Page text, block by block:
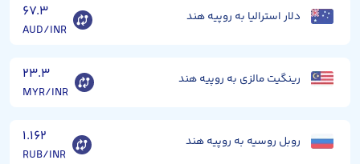
دلار استرالیا به روپیه هند ۶۷.۳
AUD/INR
رینگیت مالزی به روپیه هند ۲۳.۳
MYR/INR
روبل روسیه به روپیه هند ۱.۱۶۲
RUB/INR